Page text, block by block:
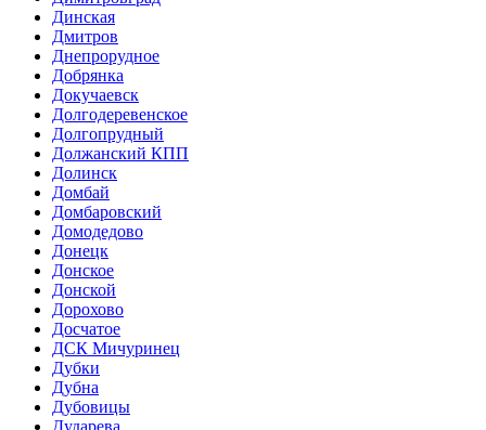
Динская
Дмитров
Днепрорудное
Добрянка
Докучаевск
Долгодеревенское
Долгопрудный
Должанский КПП
Долинск
Домбай
Домбаровский
Домодедово
Донецк
Донское
Донской
Дорохово
Досчатое
ДСК Мичуринец
Дубки
Дубна
Дубовицы
Дударева